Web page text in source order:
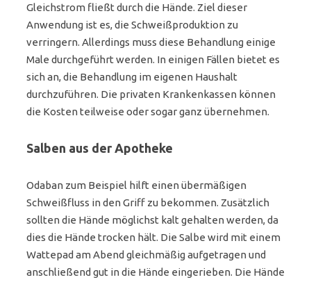
Gleichstrom fließt durch die Hände. Ziel dieser
Anwendung ist es, die Schweißproduktion zu
verringern. Allerdings muss diese Behandlung einige
Male durchgeführt werden. In einigen Fällen bietet es
sich an, die Behandlung im eigenen Haushalt
durchzuführen. Die privaten Krankenkassen können
die Kosten teilweise oder sogar ganz übernehmen.
Salben aus der Apotheke
Odaban zum Beispiel hilft einen übermäßigen
Schweißfluss in den Griff zu bekommen. Zusätzlich
sollten die Hände möglichst kalt gehalten werden, da
dies die Hände trocken hält. Die Salbe wird mit einem
Wattepad am Abend gleichmäßig aufgetragen und
anschließend gut in die Hände eingerieben. Die Hände